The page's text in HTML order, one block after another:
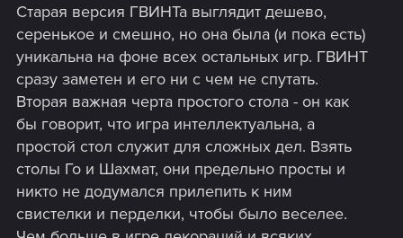
Старая версия ГВИНТа выглядит дешево,
серенькое и смешно, но она была (и пока есть)
уникальна на фоне всех остальных игр. ГВИНТ
сразу заметен и его ни с чем не спутать.
Вторая важная черта простого стола - он как
бы говорит, что игра интеллектуальна, а
простой стол служит для сложных дел. Взять
столы Го и Шахмат, они предельно просты и
никто не додумался прилепить к ним
свистелки и перделки, чтобы было веселее.